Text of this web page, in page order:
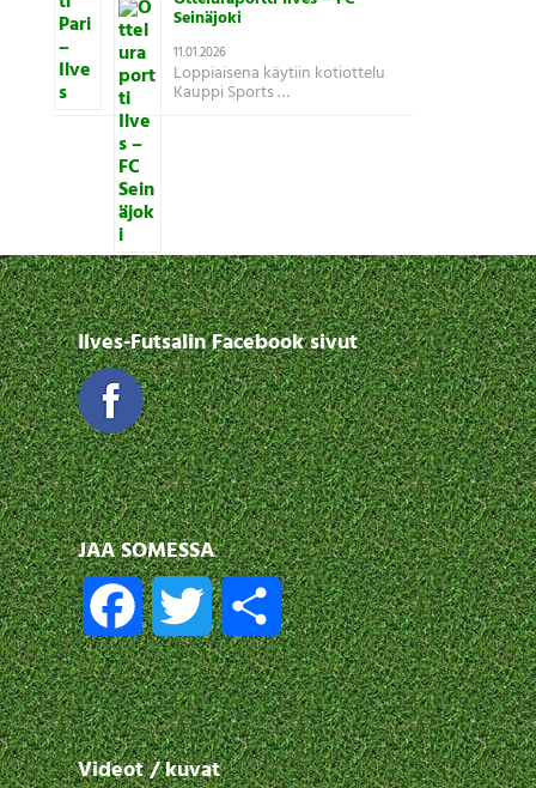
Seinäjoki
11.01.2026
Loppiaisena käytiin kotiottelu
Kauppi Sports …
Ilves-Futsalin Facebook sivut
JAA SOMESSA
F
a
c
T
w
i
S
h
a
Videot / kuvat